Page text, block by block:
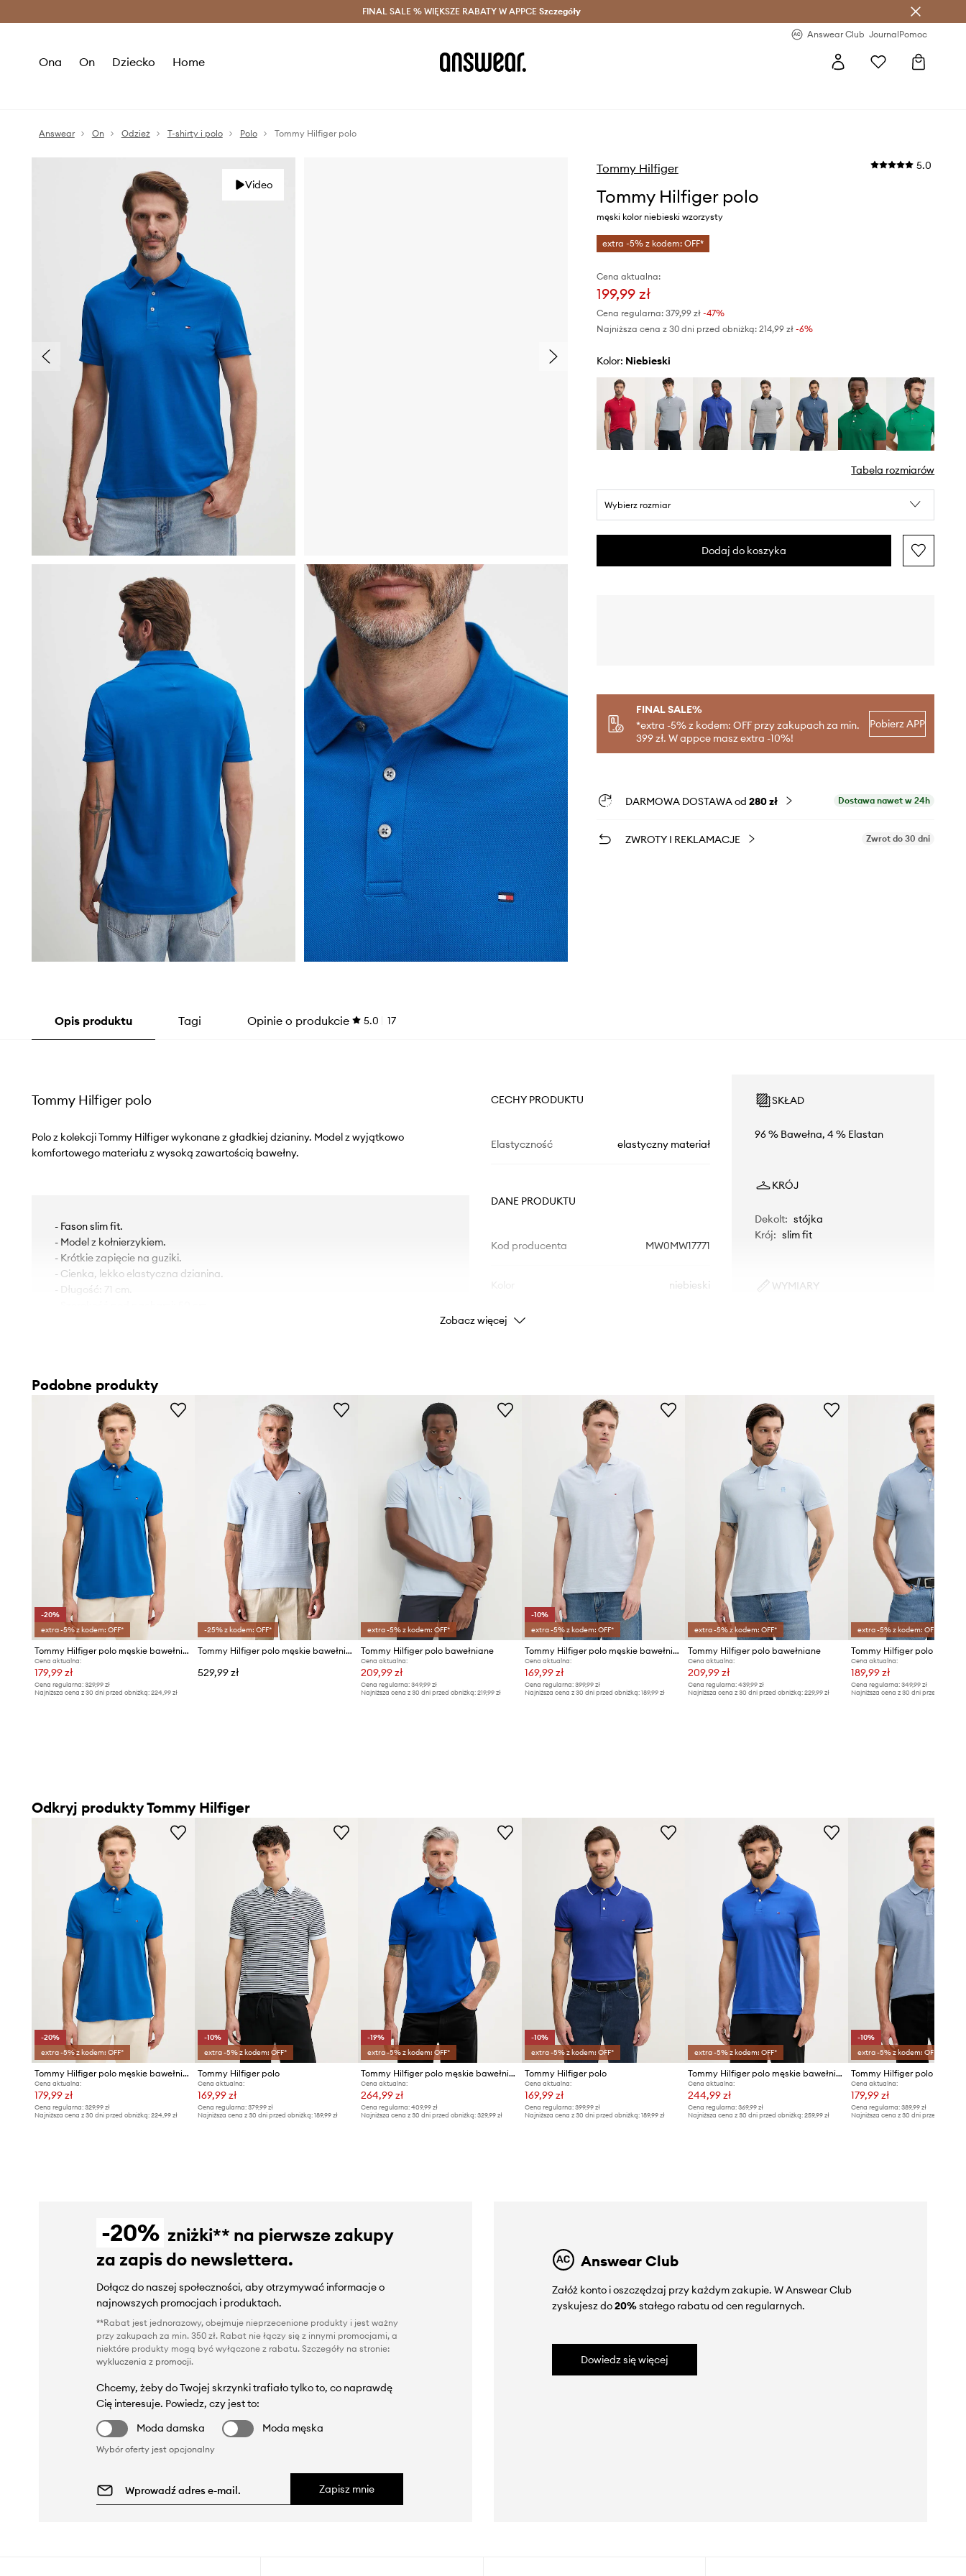
Oszczędzaj z Answear Club > Dostawa nawet w 24h >
FINAL SALE % WIĘKSZE RABATY W APPCE Szczegóły
Answear Club JournalPomoc
Ona On Dziecko Home
Answear On Odzież T-shirty i polo Polo Tommy Hilfiger polo
Video
Tommy Hilfiger 5.0
Tommy Hilfiger polo
męski kolor niebieski wzorzysty
extra -5% z kodem: OFF*
Cena aktualna:
199,99 zł
Cena regularna: 379,99 zł-47%
Najniższa cena z 30 dni przed obniżką: 214,99 zł -6%
Kolor: niebieski
Tabela rozmiarów
Wybierz rozmiar
Dodaj do koszyka
FINAL SALE%
*extra -5% z kodem: OFF przy zakupach za min.
399 zł. W appce masz extra -10%!
Pobierz APP
DARMOWA DOSTAWA od 280 zł Dostawa nawet w 24h
ZWROTY I REKLAMACJE Zwrot do 30 dni
Opis produktu Tagi Opinie o produkcie 5.0 17
Tommy Hilfiger polo
Polo z kolekcji Tommy Hilfiger wykonane z gładkiej dzianiny. Model z wyjątkowo
komfortowego materiału z wysoką zawartością bawełny.
- Fason slim fit.
- Model z kołnierzykiem.
- Krótkie zapięcie na guziki.
- Cienka, lekko elastyczna dzianina.
- Długość: 71 cm.
CECHY PRODUKTU
Elastyczność elastyczny materiał
DANE PRODUKTU
Kod producenta MW0MW17771
niebieski
Marka
ID Produktu
SKŁAD
96 % Bawełna, 4 % Elastan
KRÓJ
Dekolt: stójka
Krój: slim fit
WYMIARY
Tabela rozmiarów
Zobacz więcej
Podobne produkty
-20%
extra -5% z kodem: OFF*
Tommy Hilfiger polo męskie bawełniane z elastanem
Cena aktualna:
179,99 zł
Cena regularna: 329,99 zł
Najniższa cena z 30 dni przed obniżką: 224,99 zł
-25% z kodem: OFF*
Tommy Hilfiger polo męskie bawełniane
529,99 zł
extra -5% z kodem: OFF*
Tommy Hilfiger polo bawełniane
Cena aktualna:
209,99 zł
Cena regularna: 349,99 zł
Najniższa cena z 30 dni przed obniżką: 219,99 zł
-10%
extra -5% z kodem: OFF*
Tommy Hilfiger polo męskie bawełniane
Cena aktualna:
169,99 zł
Cena regularna: 399,99 zł
Najniższa cena z 30 dni przed obniżką: 189,99 zł
extra -5% z kodem: OFF*
Tommy Hilfiger polo bawełniane
Cena aktualna:
209,99 zł
Cena regularna:439,99 zł
Najniższa cena z 30 dni przed obniżką:229,99 zł
extra -5% z kodem: OFF*
Cena aktualna:
189,99 zł
Cena regularna: 349,99 zł
Najniższa cena z 30 dni przed obniżką:
Odkryj produkty Tommy Hilfiger
-20%
extra -5% z kodem: OFF*
Tommy Hilfiger polo męskie bawełniane z elastanem
Cena aktualna:
179,99 zł
Cena regularna: 329,99 zł
Najniższa cena z 30 dni przed obniżką: 224,99 zł
-10%
extra -5% z kodem: OFF*
Tommy Hilfiger polo
Cena aktualna:
169,99 zł
Cena regularna:379,99 zł
Najniższa cena z 30 dni przed obniżką:189,99 zł
-19%
extra -5% z kodem: OFF*
Tommy Hilfiger polo męskie bawełniane
Cena aktualna:
264,99 zł
Cena regularna: 409,99 zł
Najniższa cena z 30 dni przed obniżką: 329,99 zł
-10%
extra -5% z kodem: OFF*
Tommy Hilfiger polo
Cena aktualna:
169,99 zł
Cena regularna: 399,99 zł
Najniższa cena z 30 dni przed obniżką: 189,99 zł
extra -5% z kodem: OFF*
Tommy Hilfiger polo męskie bawełniane
Cena aktualna:
244,99 zł
Cena regularna:369,99 zł
Najniższa cena z 30 dni przed obniżką:259,99 zł
-10%
extra -5% z kodem: OFF*
Tommy Hilfiger polo
Cena aktualna:
179,99 zł
Cena regularna: 389,99 zł
Najniższa cena z 30 dni przed obniżką:
-20% zniżki** na pierwsze zakupy
za zapis do newslettera.
Dołącz do naszej społeczności, aby otrzymywać informacje o
najnowszych promocjach i produktach.
**Rabat jest jednorazowy, obejmuje nieprzecenione produkty i jest ważny
przy zakupach za min. 350 zł. Rabat nie łączy się z innymi promocjami, a
niektóre produkty mogą być wyłączone z rabatu. Szczegóły na stronie:
wykluczenia z promocji.
Chcemy, żeby do Twojej skrzynki trafiało tylko to, co naprawdę
Cię interesuje. Powiedz, czy jest to:
Moda damska
Moda męska
Wybór oferty jest opcjonalny
Zapisz mnie
Answear Club
Załóż konto i oszczędzaj przy każdym zakupie. W Answear Club
zyskujesz do20%stałego rabatu od cen regularnych.
Dowiedz się więcej